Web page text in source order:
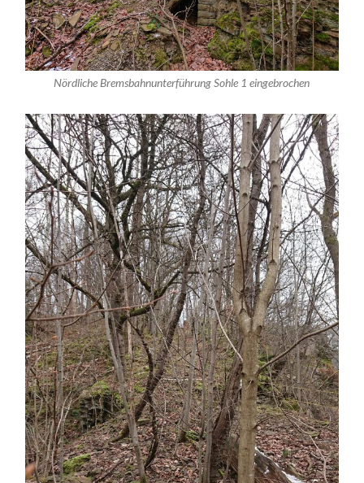
Nördliche Bremsbahnunterführung Sohle 1 eingebrochen